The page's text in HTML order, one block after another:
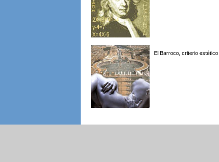
El Barroco, criterio